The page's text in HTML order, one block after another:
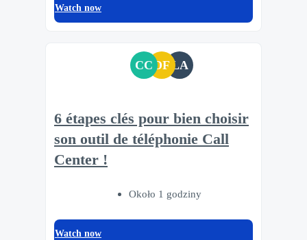
Watch now
CC DF LA
6 étapes clés pour bien choisir
son outil de téléphonie Call
Center !
Około 1 godziny
Watch now